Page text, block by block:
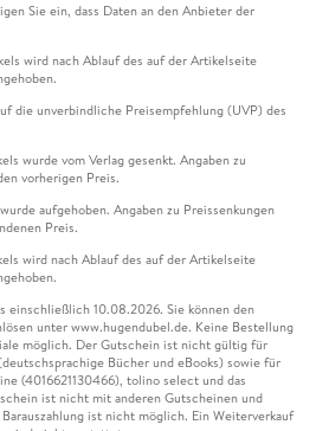
Sie ein, dass Daten an den Anbieter der
wird nach Ablauf des auf der Artikelseite
die unverbindliche Preisempfehlung (UVP) des
wurde vom Verlag gesenkt. Angaben zu
vorherigen Preis.
aufgehoben. Angaben zu Preissenkungen
Preis.
wird nach Ablauf des auf der Artikelseite
einschließlich 10.08.2026. Sie können den
unter www.hugendubel.de. Keine Bestellung
möglich. Der Gutschein ist nicht gültig für
Bücher und eBooks) sowie für
(4016621130466), tolino select und das
ist nicht mit anderen Gutscheinen und
ist nicht möglich. Ein Weiterverkauf